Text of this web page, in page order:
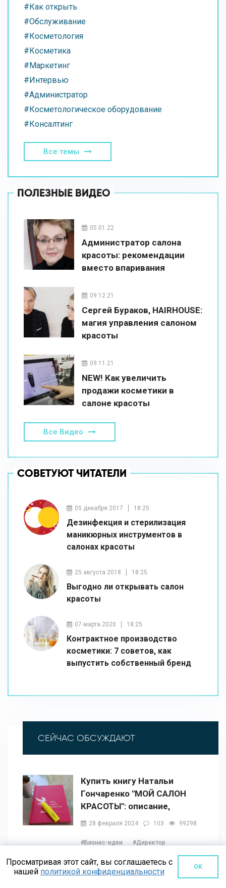
#Как открыть
#Обслуживание
#Косметология
#Косметика
#Маркетинг
#Интервью
#Администратор
#Косметологическое оборудование
#Консалтинг
Все темы
ПОЛЕЗНЫЕ ВИДЕО
05.01.22
Администратор салона
красоты: рекомендации
вместо впаривания
09.12.21
Сергей Бураков, HAIRHOUSE:
магия управления салоном
красоты
09.11.21
NEW! Как увеличить
продажи косметики в
салоне красоты
Все Видео
СОВЕТУЮТ ЧИТАТЕЛИ
05 декабря 2017 18:25
Дезинфекция и стерилизация
маникюрных инструментов в
салонах красоты
25 августа 2018 18:25
Выгодно ли открывать салон
красоты
07 марта 2020 18:25
Контрактное производство
косметики: 7 советов, как
выпустить собственный бренд
СЕЙЧАС ОБСУЖДАЮТ
Купить книгу Натальи
Гончаренко "МОЙ САЛОН
КРАСОТЫ": описание,
содержание, отзывы,
28 февраля 2024 103 99298
#Бизнес-идеи
#Директор
#Книги
#Консалтинг
#Купить салон
#Магазин
Просматривая этот сайт, вы соглашаетесь с
нашей политикой конфиденциальности OK